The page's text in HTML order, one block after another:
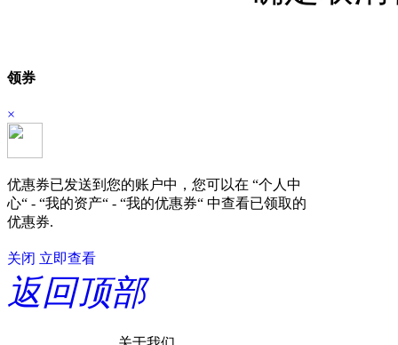
领券
×
优惠券已发送到您的账户中，您可以在 “个人中
心“ - “我的资产“ - “我的优惠券“ 中查看已领取的
优惠券.
关闭 立即查看
返回顶部